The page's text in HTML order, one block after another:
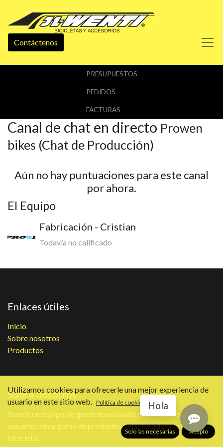
Contáctenos
PRESUPUESTOS
PEDIDOS
FACTURAS
Canal de chat en directo Prowen
bikes (Chat de Producción)
Aún no hay puntuaciones para este canal
por ahora.
El Equipo
Fabricación - Cristian
Todavía no calificado
Enlaces útiles
Inicio
Sobre nosotros
Productos
Sobre nosotros
Somos un equipo de gente apasionada cuya meta es ofrecer
una amplísima gama de productos relacionados con la
bicicleta.
Utilizamos cookies para ofrecerle una mejor experiencia de
usuario en este sitio web. Política de cookies
Solo las necesarias Acepto
Hola